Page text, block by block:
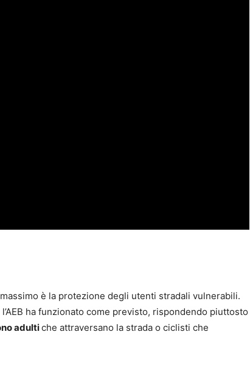
è la protezione degli utenti stradali vulnerabili.
ha funzionato come previsto, rispondendo piuttosto
adultiche attraversano la strada o ciclisti che